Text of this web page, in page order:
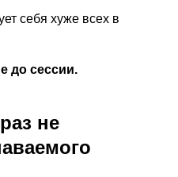
себя хуже всех в
до сессии.
не